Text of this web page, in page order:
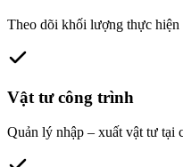
Theo dõi khối lượng thực hiện
Vật tư công trình
Quản lý nhập – xuất vật tư tại